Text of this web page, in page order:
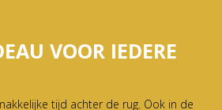
VOOR IEDERE
tijd achter de rug. Ook in de